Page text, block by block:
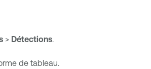
> Détections.
de tableau.